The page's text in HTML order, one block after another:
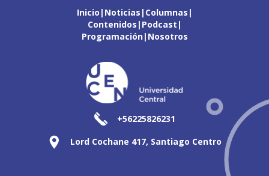
Inicio Noticias Columnas
Contenidos Podcast
Programación Nosotros
+56225826231
Lord Cochane 417, Santiago Centro